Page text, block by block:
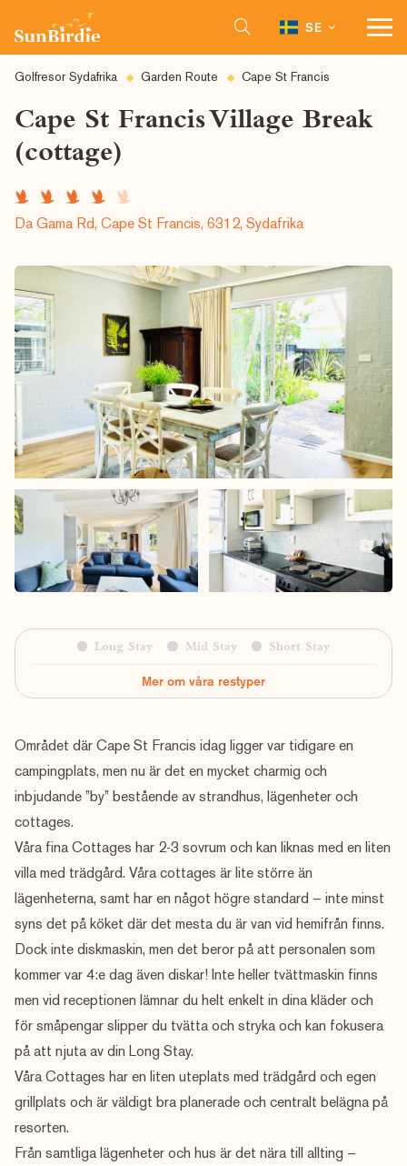
SE
Golfresor Sydafrika Garden Route Cape St Francis
Cape St Francis Village Break
(cottage)
Da Gama Rd, Cape St Francis, 6312, Sydafrika
Long Stay Mid Stay Short Stay
Mer om våra restyper
Området där Cape St Francis idag ligger var tidigare en
campingplats, men nu är det en mycket charmig och
inbjudande ”by” bestående av strandhus, lägenheter och
cottages.
Våra fina Cottages har 2-3 sovrum och kan liknas med en liten
villa med trädgård. Våra cottages är lite större än
lägenheterna, samt har en något högre standard – inte minst
syns det på köket där det mesta du är van vid hemifrån finns.
Dock inte diskmaskin, men det beror på att personalen som
kommer var 4:e dag även diskar! Inte heller tvättmaskin finns
men vid receptionen lämnar du helt enkelt in dina kläder och
för småpengar slipper du tvätta och stryka och kan fokusera
på att njuta av din Long Stay.
Våra Cottages har en liten uteplats med trädgård och egen
grillplats och är väldigt bra planerade och centralt belägna på
resorten.
Från samtliga lägenheter och hus är det nära till allting –